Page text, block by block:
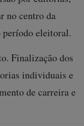
no centro da
período eleitoral.
Finalização dos
individuais e
de carreira e